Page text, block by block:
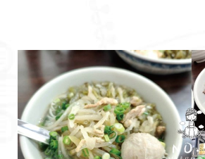
【台
大
安】
96